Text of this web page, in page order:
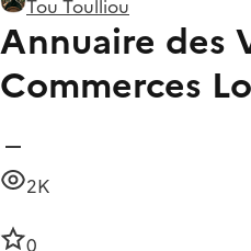
Tou Toulliou
Annuaire des
Commerces
2K
0